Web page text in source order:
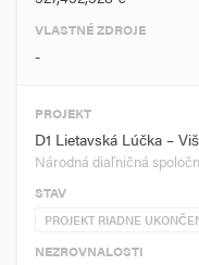
VLASTNÉ ZDROJE
-
PROJEKT
D1 Lietavská Lúčka –
Národná diaľničná
STAV
PROJEKT RIADNE
NEZROVNALOSTI